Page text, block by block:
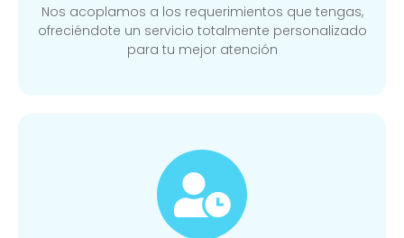
Nos acoplamos a los requerimientos que tengas,
ofreciéndote un servicio totalmente personalizado
para tu mejor atención